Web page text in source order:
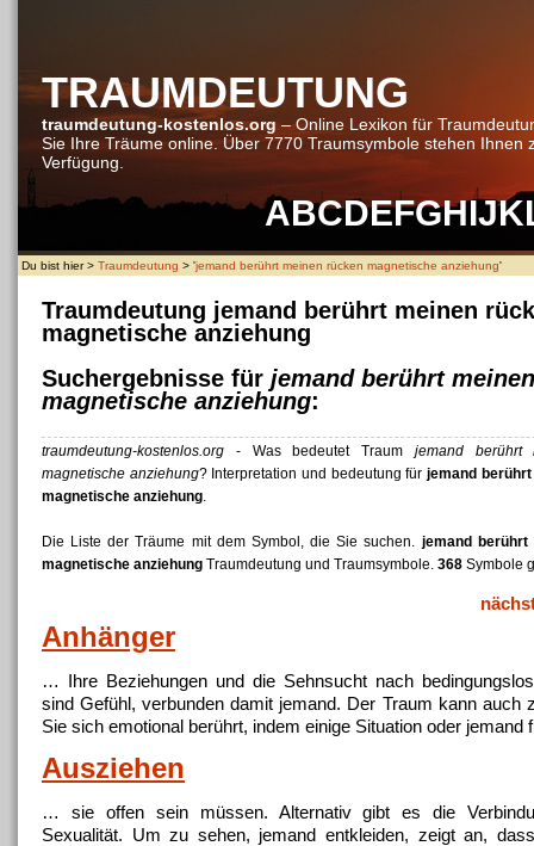
TRAUMDEUTUNG
traumdeutung-kostenlos.org– Online Lexikon für
Sie Ihre Träume online. Über 7770 Traumsymbole stehen Ihnen
Verfügung.
ABCDEFGHIJK
Du bist hier > Traumdeutung > 'jemand berührt meinen rücken magnetische anziehung'
Traumdeutung jemand berührt meinen
magnetische anziehung
Suchergebnisse für jemand berührt
magnetische anziehung:
traumdeutung-kostenlos.org - Was bedeutet Traum jemand berührt
magnetische anziehung? Interpretation und bedeutung fürjemand
magnetische anziehung.
Die Liste der Träume mit dem Symbol, die Sie suchen. jemand berührt
magnetische anziehung Traumdeutung und Traumsymbole. 368 Symbole
Anhänger
… Ihre Beziehungen und die Sehnsucht nach
sind Gefühl, verbunden damit jemand. Der Traum kann auch
Sie sich emotional berührt, indem einige Situation oder jemand
Ausziehen
… sie offen sein müssen. Alternativ gibt es die
Sexualität. Um zu sehen, jemand entkleiden, zeigt an,